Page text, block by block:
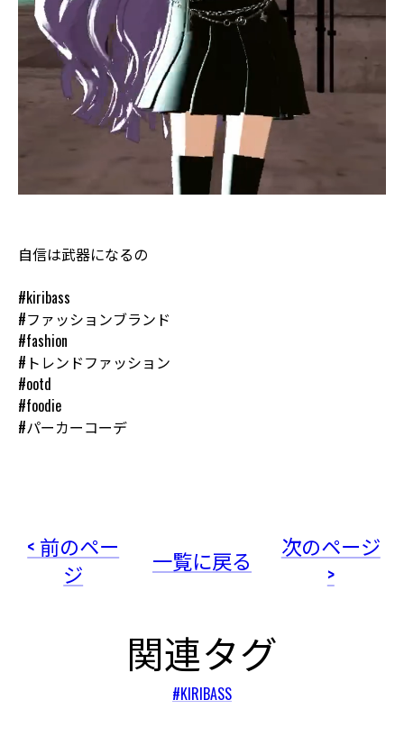
自信は武器になるの
#kiribass
#ファッションブランド
#fashion
#トレンドファッション
#ootd
#foodie
#パーカーコーデ
< 前のペー
ジ
一覧に戻る
次のページ
>
関連タグ
#KIRIBASS